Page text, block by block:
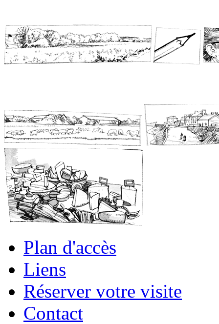
Plan d'accès
Liens
Réserver votre visite
Contact